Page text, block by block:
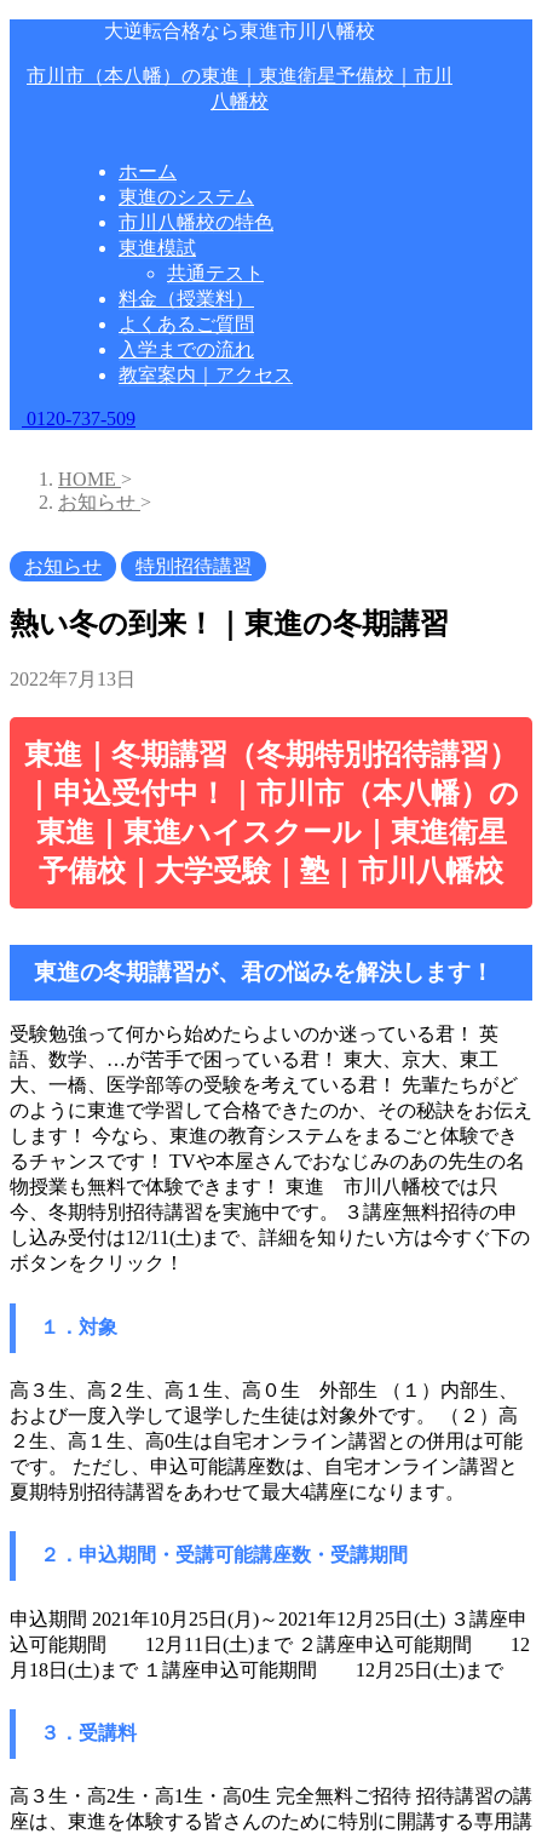
大逆転合格なら東進市川八幡校
市川市（本八幡）の東進｜東進衛星予備校｜市川
八幡校
ホーム
東進のシステム
市川八幡校の特色
東進模試
共通テスト
料金（授業料）
よくあるご質問
入学までの流れ
教室案内｜アクセス
0120-737-509
HOME >
お知らせ >
お知らせ 特別招待講習
熱い冬の到来！｜東進の冬期講習
2022年7月13日
東進｜冬期講習（冬期特別招待講習）
｜申込受付中！｜市川市（本八幡）の
東進｜東進ハイスクール｜東進衛星
予備校｜大学受験｜塾｜市川八幡校
東進の冬期講習が、君の悩みを解決します！
受験勉強って何から始めたらよいのか迷っている君！ 英
語、数学、…が苦手で困っている君！ 東大、京大、東工
大、一橋、医学部等の受験を考えている君！ 先輩たちがど
のように東進で学習して合格できたのか、その秘訣をお伝え
します！ 今なら、東進の教育システムをまるごと体験でき
るチャンスです！ TVや本屋さんでおなじみのあの先生の名
物授業も無料で体験できます！ 東進 市川八幡校では只
今、冬期特別招待講習を実施中です。 ３講座無料招待の申
し込み受付は12/11(土)まで、詳細を知りたい方は今すぐ下の
ボタンをクリック！
１．対象
高３生、高２生、高１生、高０生 外部生 （１）内部生、
および一度入学して退学した生徒は対象外です。 （２）高
２生、高１生、高0生は自宅オンライン講習との併用は可能
です。 ただし、申込可能講座数は、自宅オンライン講習と
夏期特別招待講習をあわせて最大4講座になります。
２．申込期間・受講可能講座数・受講期間
申込期間 2021年10月25日(月)～2021年12月25日(土) ３講座申
込可能期間 12月11日(土)まで ２講座申込可能期間 12
月18日(土)まで １講座申込可能期間 12月25日(土)まで
３．受講料
高３生・高2生・高1生・高0生 完全無料ご招待 招待講習の講
座は、東進を体験する皆さんのために特別に開講する専用講